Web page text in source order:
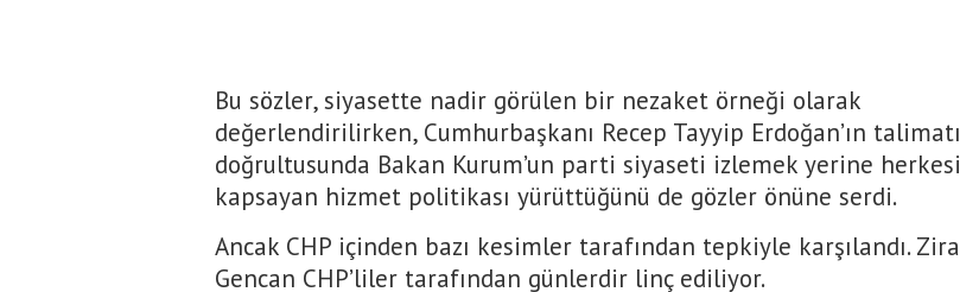
Bu sözler, siyasette nadir görülen bir nezaket örneği olarak
değerlendirilirken, Cumhurbaşkanı Recep Tayyip Erdoğan’ın talimatı
doğrultusunda Bakan Kurum’un parti siyaseti izlemek yerine herkesi
kapsayan hizmet politikası yürüttüğünü de gözler önüne serdi.
Ancak CHP içinden bazı kesimler tarafından tepkiyle karşılandı. Zira
Gencan CHP’liler tarafından günlerdir linç ediliyor.